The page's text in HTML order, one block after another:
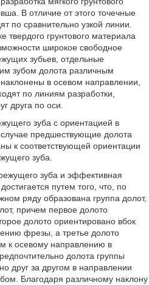
В отличие от этого точечные
по сравнительно узкой линии.
твердого грунтового материала
широкое свободное
зубьев, отдельные
зубом долота различным
в осевом направлении,
по линиям разработки,
друга по оси.
зуба с ориентацией в
предшествующие долота
к соответствующей ориентации
зуба.
зуба и эффективная
путем того, что, по
ряду образована группа долот,
причем первое долото
долото ориентировано вбок
фрезы, а третье долото
к осевому направлению в
долота группы
друг за другом в направлении
Благодаря различному наклону